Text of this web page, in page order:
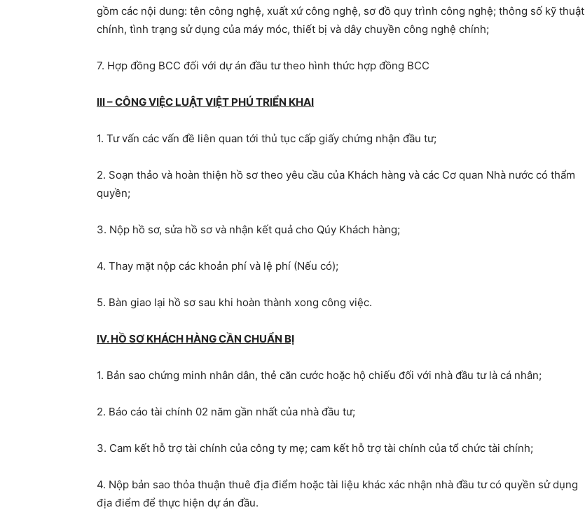
gồm các nội dung: tên công nghệ, xuất xứ công nghệ, sơ đồ quy trình công nghệ; thông số kỹ thuật
chính, tình trạng sử dụng của máy móc, thiết bị và dây chuyền công nghệ chính;
7. Hợp đồng BCC đối với dự án đầu tư theo hình thức hợp đồng BCC
III – CÔNG VIỆC LUẬT VIỆT PHÚ TRIỂN KHAI
1. Tư vấn các vấn đề liên quan tới thủ tục cấp giấy chứng nhận đầu tư;
2. Soạn thảo và hoàn thiện hồ sơ theo yêu cầu của Khách hàng và các Cơ quan Nhà nước có thẩm
quyền;
3. Nộp hồ sơ, sửa hồ sơ và nhận kết quả cho Qúy Khách hàng;
4. Thay mặt nộp các khoản phí và lệ phí (Nếu có);
5. Bàn giao lại hồ sơ sau khi hoàn thành xong công việc.
IV. HỒ SƠ KHÁCH HÀNG CẦN CHUẨN BỊ
1. Bản sao chứng minh nhân dân, thẻ căn cước hoặc hộ chiếu đối với nhà đầu tư là cá nhân;
2. Báo cáo tài chính 02 năm gần nhất của nhà đầu tư;
3. Cam kết hỗ trợ tài chính của công ty mẹ; cam kết hỗ trợ tài chính của tổ chức tài chính;
4. Nộp bản sao thỏa thuận thuê địa điểm hoặc tài liệu khác xác nhận nhà đầu tư có quyền sử dụng
địa điểm để thực hiện dự án đầu.